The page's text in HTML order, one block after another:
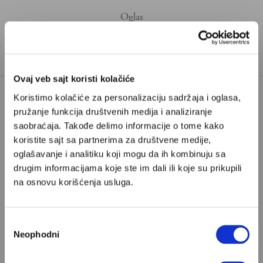
Ovaj veb sajt koristi kolačiće
Koristimo kolačiće za personalizaciju sadržaja i oglasa,
pružanje funkcija društvenih medija i analiziranje
saobraćaja. Takođe delimo informacije o tome kako
koristite sajt sa partnerima za društvene medije,
oglašavanje i analitiku koji mogu da ih kombinuju sa
drugim informacijama koje ste im dali ili koje su prikupili
na osnovu korišćenja usluga.
сагласности
Neophodni
Poštovani, da biste nastavili sa čitanjem naših
premium sadržaja, neophodno je da
odaberete jedan od planova pretplate.
Pretplata